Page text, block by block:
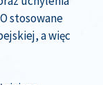
stosowane
a więc